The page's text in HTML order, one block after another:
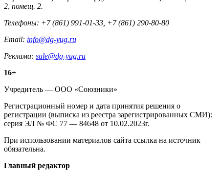
2, помещ. 2.
Телефоны: +7 (861) 991-01-33, +7 (861) 290-80-80
Email: info@dg-yug.ru
Реклама: sale@dg-yug.ru
Информация
о
издании
16+
Учредитель — ООО «Союзники»
Регистрационный номер и дата принятия решения о
регистрации (выписка из реестра зарегистрированных СМИ):
серия ЭЛ № ФС 77 — 84648 от 10.02.2023г.
При использовании материалов сайта ссылка на источник
обязательна.
Редакция
Главный редактор